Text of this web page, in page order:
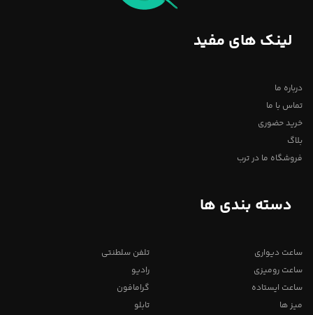
لینک های مفید
درباره ما
تماس با ما
خرید حضوری
بلاگ
فروشگاه ما در ترب
دسته بندی ها
ساعت دیواری
ساعت رومیزی
ساعت ایستاده
میز ها
تلفن سلطنتی
رادیو
گرامافون
تابلو